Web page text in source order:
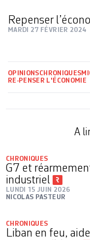
Repenser
MARDI 27 FÉVRIER 2024
OPINIONSCHRONIQUES
RE-PENSER L'ÉCONOMIE
A
CHRONIQUES
G7 et
industriel
LUNDI 15 JUIN 2026
NICOLAS PASTEUR
CHRONIQUES
Liban en feu, aide